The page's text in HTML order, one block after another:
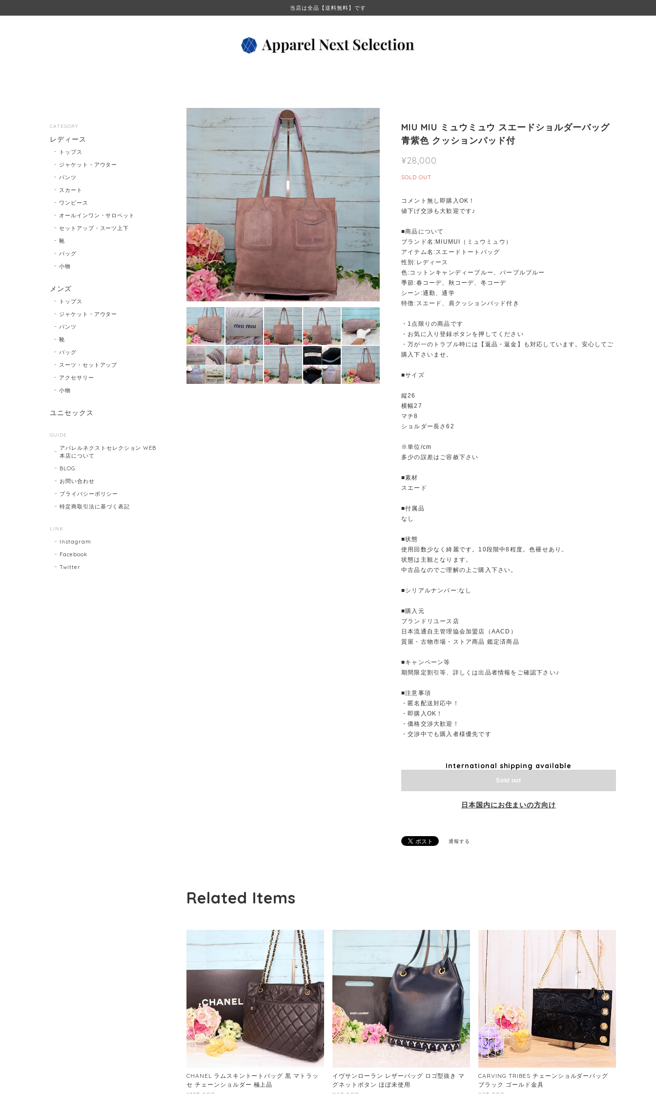
当店は全品【送料無料】です
MIU MIU ミュウミュウ スエードショルダーバッグ
青紫色 クッションパッド付
¥28,000
SOLD OUT
コメント無し即購入OK！
値下げ交渉も大歓迎です♪
■商品について
ブランド名:MIUMUI（ミュウミュウ）
アイテム名:スエードトートバッグ
性別:レディース
色:コットンキャンディーブルー、パープルブルー
季節:春コーデ、秋コーデ、冬コーデ
シーン:通勤、通学
特徴:スエード、肩クッションパッド付き
・1点限りの商品です
・お気に入り登録ボタンを押してください
・万が一のトラブル時には【返品・返金】も対応しています。安心してご
購入下さいませ。
■サイズ
縦26
横幅27
マチ8
ショルダー長さ62
※単位/cm
多少の誤差はご容赦下さい
■素材
スエード
■付属品
なし
■状態
使用回数少なく綺麗です。10段階中8程度。色褪せあり。
状態は主観となります。
中古品なのでご理解の上ご購入下さい。
■シリアルナンバー:なし
■購入元
ブランドリユース店
日本流通自主管理協会加盟店（AACD）
質屋・古物市場・ストア商品 鑑定済商品
■キャンペーン等
期間限定割引等、詳しくは出品者情報をご確認下さい♪
■注意事項
・匿名配送対応中！
・即購入OK！
・価格交渉大歓迎！
・交渉中でも購入者様優先です
International shipping available
Sold out
日本国内にお住まいの方向け
通報する
Related Items
CHANEL ラムスキントートバッグ 黒 マトラッ
セ チェーンショルダー 極上品
イヴサンローラン レザーバッグ ロゴ型抜き マ
グネットボタン ほぼ未使用
CARVING TRIBES チェーンショルダーバッグ
ブラック ゴールド金具
CATEGORY
レディース
トップス
ジャケット・アウター
パンツ
スカート
ワンピース
オールインワン・サロペット
セットアップ・スーツ上下
靴
バッグ
小物
メンズ
トップス
ジャケット・アウター
パンツ
靴
バッグ
スーツ・セットアップ
アクセサリー
小物
ユニセックス
GUIDE
アパレルネクストセレクション WEB
本店について
BLOG
お問い合わせ
プライバシーポリシー
特定商取引法に基づく表記
LINK
Instagram
Facebook
Twitter